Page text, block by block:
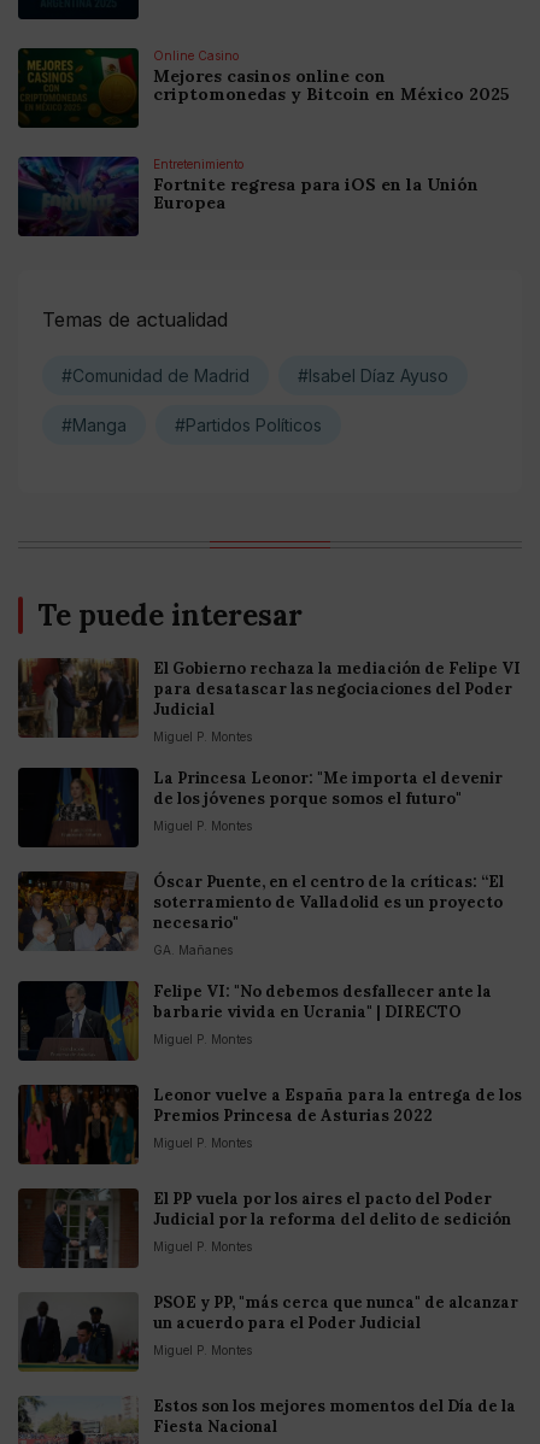
Online Casino
Mejores casinos online con
criptomonedas y Bitcoin en México 2025
Entretenimiento
Fortnite regresa para iOS en la Unión
Europea
Temas de actualidad
#Comunidad de Madrid #Isabel Díaz Ayuso
#Manga #Partidos Políticos
Te puede interesar
El Gobierno rechaza la mediación de Felipe VI
para desatascar las negociaciones del Poder
Judicial
Miguel P. Montes
La Princesa Leonor: "Me importa el devenir
de los jóvenes porque somos el futuro"
Miguel P. Montes
Óscar Puente, en el centro de la críticas: “El
soterramiento de Valladolid es un proyecto
necesario"
GA. Mañanes
Felipe VI: "No debemos desfallecer ante la
barbarie vivida en Ucrania" | DIRECTO
Miguel P. Montes
Leonor vuelve a España para la entrega de los
Premios Princesa de Asturias 2022
Miguel P. Montes
El PP vuela por los aires el pacto del Poder
Judicial por la reforma del delito de sedición
Miguel P. Montes
PSOE y PP, "más cerca que nunca" de alcanzar
un acuerdo para el Poder Judicial
Miguel P. Montes
Estos son los mejores momentos del Día de la
Fiesta Nacional